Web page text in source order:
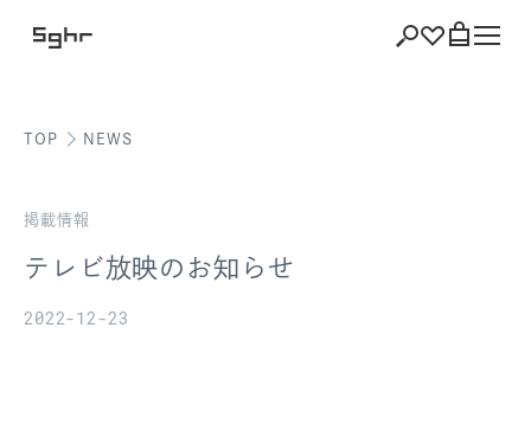
ショッピング
TOP NEWS
掲載情報
テレビ放映のお知らせ
2022-12-23